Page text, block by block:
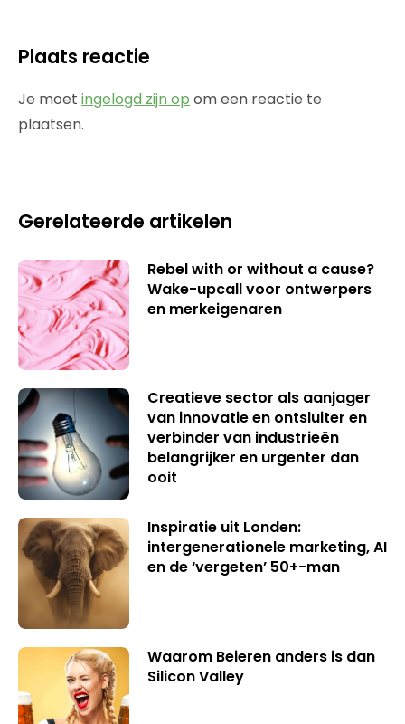
Plaats reactie
Je moet ingelogd zijn op om een reactie te
plaatsen.
Gerelateerde artikelen
Rebel with or without a cause?
Wake-upcall voor ontwerpers
en merkeigenaren
Creatieve sector als aanjager
van innovatie en ontsluiter en
verbinder van industrieën
belangrijker en urgenter dan
ooit
Inspiratie uit Londen:
intergenerationele marketing, AI
en de ‘vergeten’ 50+-man
Waarom Beieren anders is dan
Silicon Valley